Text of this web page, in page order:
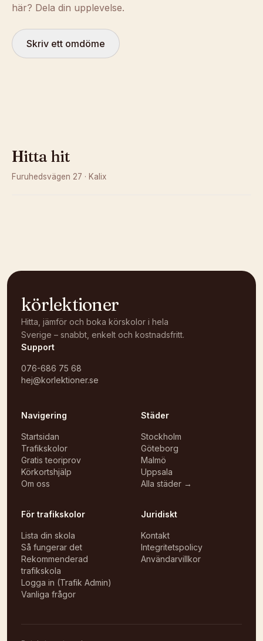
här? Dela din upplevelse.
Skriv ett omdöme
Hitta hit
Furuhedsvägen 27 · Kalix
körlektioner
Hitta, jämför och boka körskolor i hela
Sverige – snabbt, enkelt och kostnadsfritt.
Support
076-686 75 68
hej@korlektioner.se
Navigering
Startsidan
Trafikskolor
Gratis teoriprov
Körkortshjälp
Om oss
Städer
Stockholm
Göteborg
Malmö
Uppsala
Alla städer →
För trafikskolor
Lista din skola
Så fungerar det
Rekommenderad
trafikskola
Logga in (Trafik Admin)
Vanliga frågor
Juridiskt
Kontakt
Integritetspolicy
Användarvillkor